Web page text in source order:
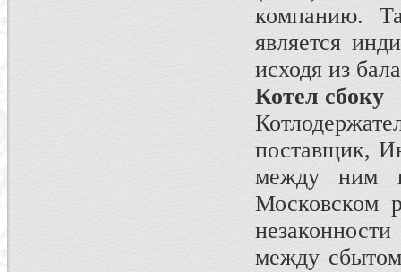
компанию.
является
исходя из
Котел сбоку
поставщик,
между ним
Московском
между